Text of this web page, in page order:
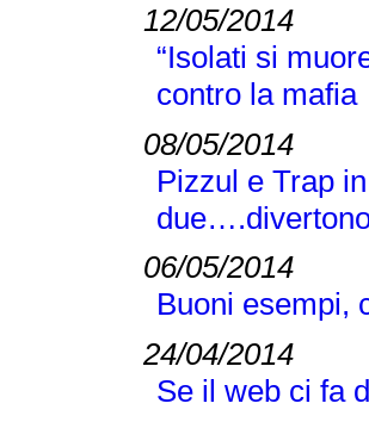
12/05/2014
“Isolati si
contro la mafia
08/05/2014
Pizzul e Trap
06/05/2014
Buoni
24/04/2014
Se il web ci fa